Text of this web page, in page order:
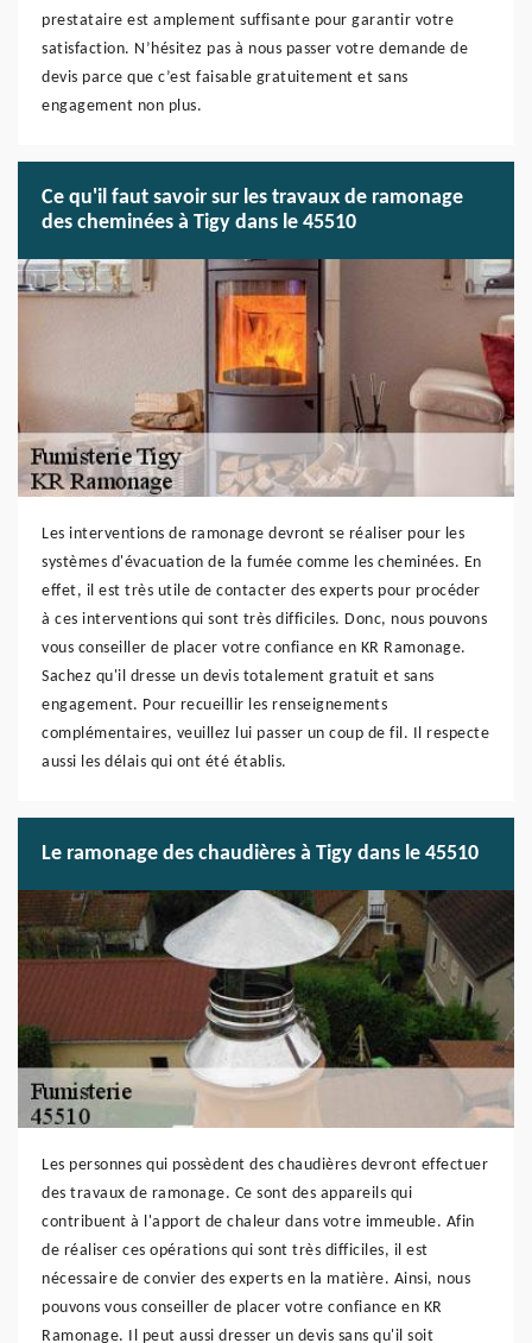
prestataire est amplement suffisante pour garantir votre
satisfaction. N’hésitez pas à nous passer votre demande de
devis parce que c’est faisable gratuitement et sans
engagement non plus.
Ce qu'il faut savoir sur les travaux de ramonage
des cheminées à Tigy dans le 45510
Les interventions de ramonage devront se réaliser pour les
systèmes d'évacuation de la fumée comme les cheminées. En
effet, il est très utile de contacter des experts pour procéder
à ces interventions qui sont très difficiles. Donc, nous pouvons
vous conseiller de placer votre confiance en KR Ramonage.
Sachez qu'il dresse un devis totalement gratuit et sans
engagement. Pour recueillir les renseignements
complémentaires, veuillez lui passer un coup de fil. Il respecte
aussi les délais qui ont été établis.
Le ramonage des chaudières à Tigy dans le 45510
Les personnes qui possèdent des chaudières devront effectuer
des travaux de ramonage. Ce sont des appareils qui
contribuent à l'apport de chaleur dans votre immeuble. Afin
de réaliser ces opérations qui sont très difficiles, il est
nécessaire de convier des experts en la matière. Ainsi, nous
pouvons vous conseiller de placer votre confiance en KR
Ramonage. Il peut aussi dresser un devis sans qu'il soit